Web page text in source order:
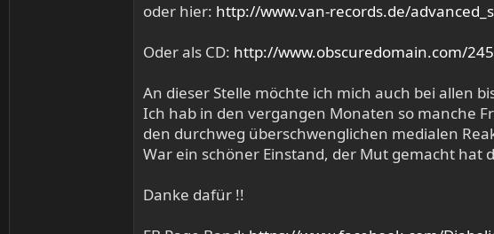
oder hier: http://www.van-records.de/
Oder als CD: http://www.obscuredomain.com/
An dieser Stelle möchte ich mich auch bei allen
Ich hab in den vergangen Monaten so manche
den durchweg überschwenglichen medialen
War ein schöner Einstand, der Mut gemacht hat
Danke dafür !!